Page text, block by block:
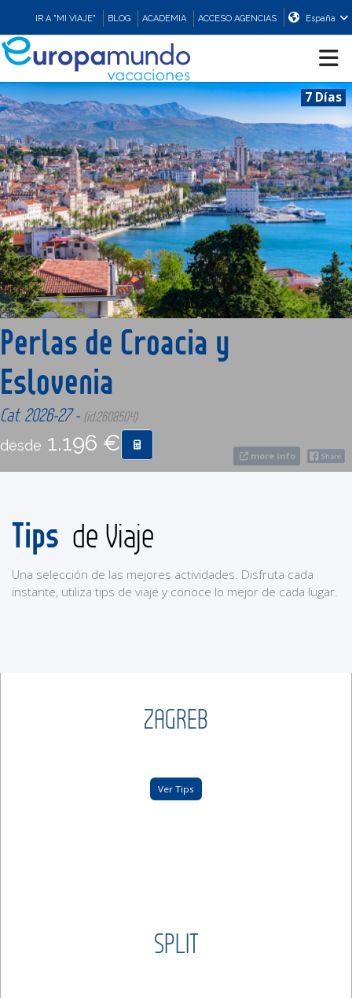
IR A "MI VIAJE" BLOG ACADEMIA ACCESO AGENCIAS España
CRUCEROS
EUROPA
ASIA
ORIENTE
PROMOCIONES
COMPRAR
7 Días
more info
Perlas de Croacia y
Eslovenia
Cat. 2026-27 - (id:2608504)
desde 1.196 €
Tips de Viaje
Una selección de las mejores actividades. Disfruta cada
instante, utiliza tips de viaje y conoce lo mejor de cada lugar.
ZAGREB
Ver Tips
SPLIT